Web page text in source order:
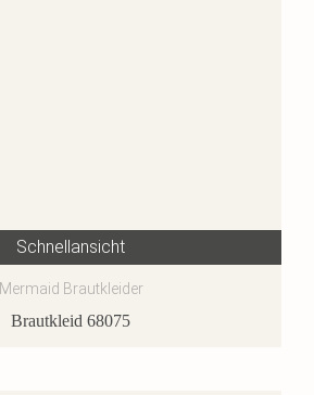
Schnellansicht
Mermaid Brautkleider
Brautkleid 68075